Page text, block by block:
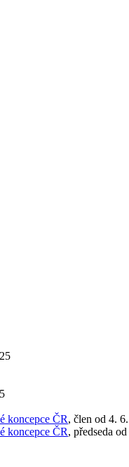
koncepce ČR, člen od 4.
koncepce ČR, předseda